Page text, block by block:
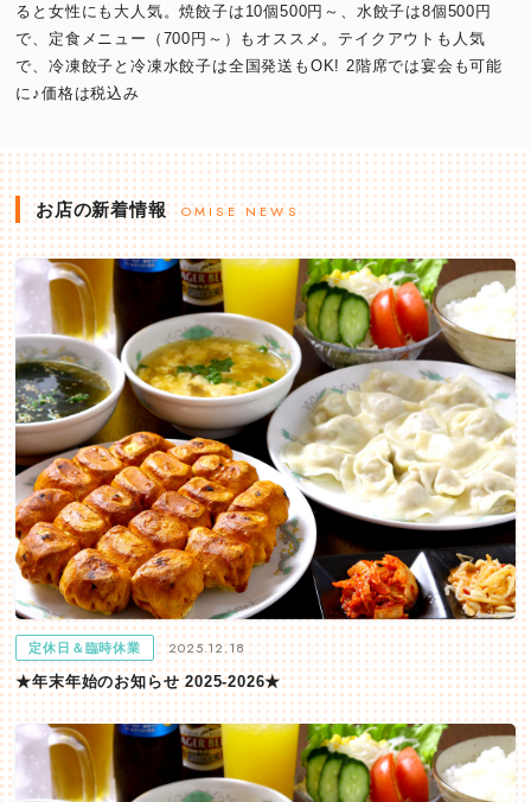
ると女性にも大人気。焼餃子は10個500円～、水餃子は8個500円
で、定食メニュー（700円～）もオススメ。テイクアウトも人気
で、冷凍餃子と冷凍水餃子は全国発送もOK! 2階席では宴会も可能
に♪価格は税込み
お店の新着情報 OMISE NEWS
定休日＆臨時休業 2025.12.18
★年末年始のお知らせ 2025-2026★